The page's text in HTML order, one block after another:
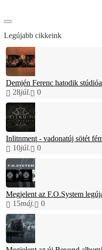
Legújabb cikkeink
Demjén Ferenc hatodik
28júl. 0
Inlitnment - vadonatúj sötét
10júl. 0
Megjelent az F.O.System
15máj. 0